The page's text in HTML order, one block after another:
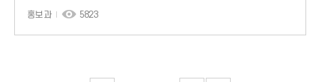
홍보과 5823